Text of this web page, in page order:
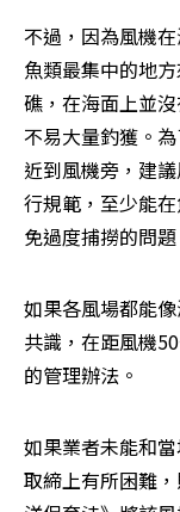
不過，因為風機
魚類最集中的地
礁，在海面上並
不易大量釣獲。
近到風機旁，建
行規範，至少能
免過度捕撈的問題
如果各風場都能
共識，在距風機
的管理辦法。
如果業者未能和
取締上有所困難